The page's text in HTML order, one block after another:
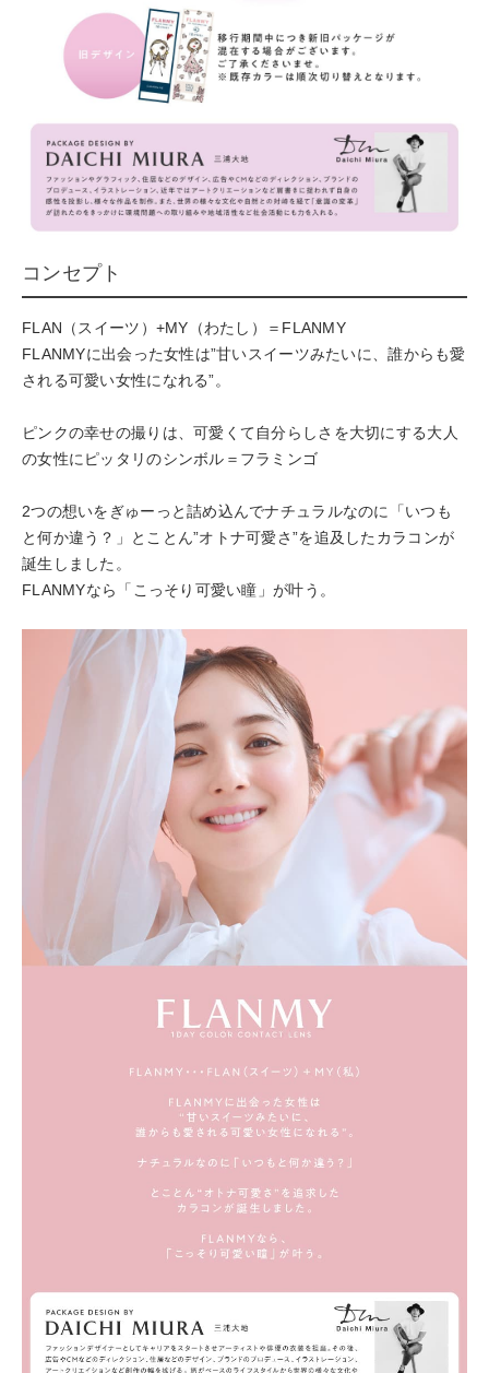
コンセプト
FLAN（スイーツ）+MY（わたし）＝FLANMY
FLANMYに出会った女性は”甘いスイーツみたいに、誰からも愛
される可愛い女性になれる”。
ピンクの幸せの撮りは、可愛くて自分らしさを大切にする大人
の女性にピッタリのシンボル＝フラミンゴ
2つの想いをぎゅーっと詰め込んでナチュラルなのに「いつも
と何か違う？」とことん”オトナ可愛さ”を追及したカラコンが
誕生しました。
FLANMYなら「こっそり可愛い瞳」が叶う。